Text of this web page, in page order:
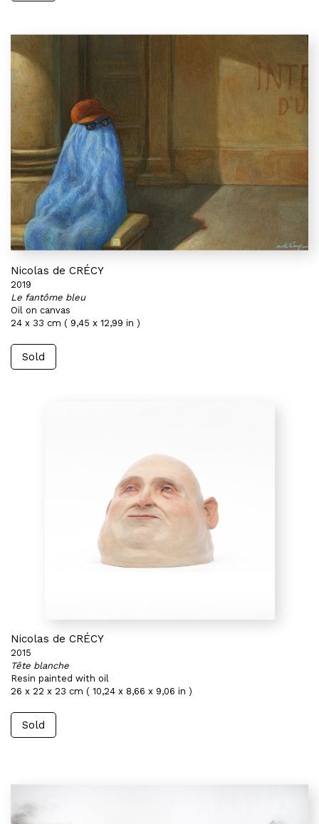
Nicolas de CRÉCY
2019
Le fantôme bleu
Oil on canvas
24 x 33 cm ( 9,45 x 12,99 in )
Sold
Nicolas de CRÉCY
2015
Tête blanche
Resin painted with oil
26 x 22 x 23 cm ( 10,24 x 8,66 x 9,06 in )
Sold